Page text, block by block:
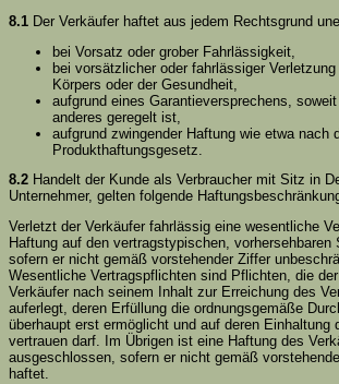
8.1 Der Verkäufer haftet aus jedem Rechtsgrund
bei Vorsatz oder grober Fahrlässigkeit,
bei vorsätzlicher oder fahrlässiger
Körpers oder der Gesundheit,
aufgrund eines Garantieversprechens,
anderes geregelt ist,
aufgrund zwingender Haftung wie etwa nach
Produkthaftungsgesetz.
8.2 Handelt der Kunde als Verbraucher mit Sitz in
Unternehmer, gelten folgende
Verletzt der Verkäufer fahrlässig eine wesentliche
Haftung auf den vertragstypischen, vorhersehbaren
sofern er nicht gemäß vorstehender Ziffer
Wesentliche Vertragspflichten sind Pflichten, die
Verkäufer nach seinem Inhalt zur Erreichung des
auferlegt, deren Erfüllung die ordnungsgemäße
überhaupt erst ermöglicht und auf deren Einhaltung
vertrauen darf. Im Übrigen ist eine Haftung des
ausgeschlossen, sofern er nicht gemäß
haftet.